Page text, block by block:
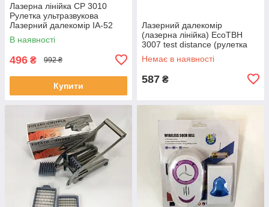
Лазерна лінійка CP 3010
Рулетка ультразвукова
Лазерний далекомір IA-52
В наявності
496 ₴ 992 ₴
Купити
Лазерний далекомір
(лазерна лінійка) EcoTBH
3007 test distance (рулетка
ультразвукова) EM-99
Немає в наявності
587 ₴